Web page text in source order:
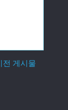
전 게시물